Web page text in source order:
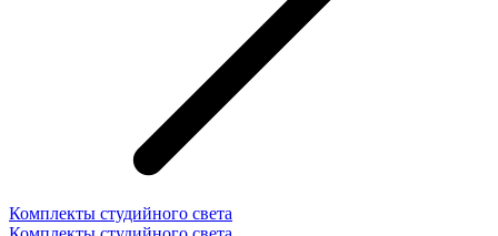
Комплекты студийного света